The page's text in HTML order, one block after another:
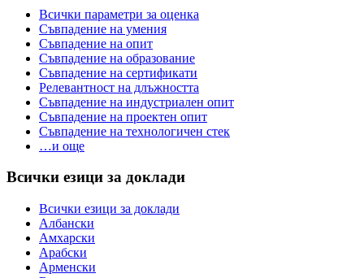
Всички параметри за оценка
Съвпадение на умения
Съвпадение на опит
Съвпадение на образование
Съвпадение на сертификати
Релевантност на длъжността
Съвпадение на индустриален опит
Съвпадение на проектен опит
Съвпадение на технологичен стек
…и още
Всички езици за доклади
Всички езици за доклади
Албански
Амхарски
Арабски
Арменски